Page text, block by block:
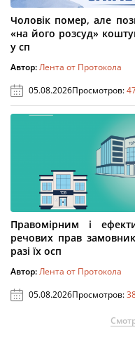
Чоловік помер, але
«на його розсуд»
у сп
Автор:Лента от Протокола
05.08.2026Просмотров:
Правомірним і
речових прав
разі їх осп
Автор:Лента от Протокола
05.08.2026Просмотров: